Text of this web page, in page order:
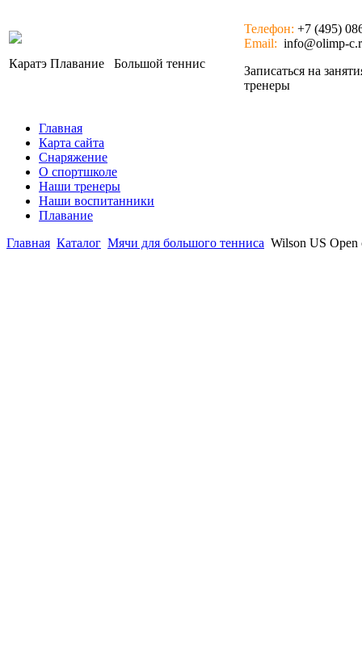
Каратэ Плавание Большой теннис
Телефон: +7 (495)
Email: info@olimp-
Записаться на
тренеры
Главная
Карта сайта
Снаряжение
О спортшколе
Наши тренеры
Наши воспитанники
Плавание
Главная Каталог Мячи для большого тенниса Wilson US